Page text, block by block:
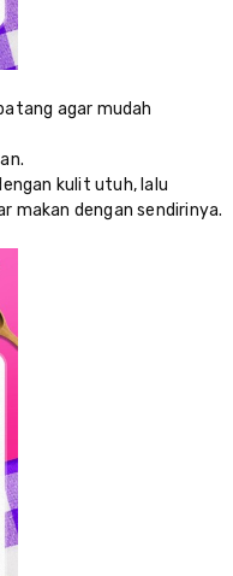
agar mudah
kulit utuh, lalu
makan dengan sendirinya.